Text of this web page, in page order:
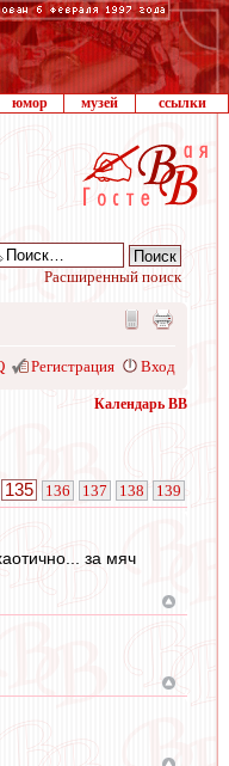
юмор музей ссылки
Расширенный поиск
Регистрация Вход
Календарь ВВ
135 136 137 138 139
за мяч